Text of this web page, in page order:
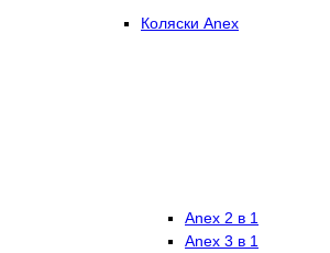
Коляски Anex
Anex 2 в 1
Anex 3 в 1